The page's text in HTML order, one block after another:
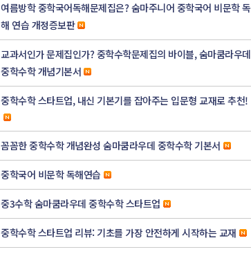
여름방학 중학국어독해문제집은? 숨마주니어 중학국어 비문학 독
해 연습 개정증보판
교과서인가 문제집인가? 중학수학문제집의 바이블, 숨마쿰라우데
중학수학 개념기본서
중학수학 스타트업, 내신 기본기를 잡아주는 입문형 교재로 추천!
꼼꼼한 중학수학 개념완성 숨마쿰라우데 중학수학 기본서
중학국어 비문학 독해연습
중3수학 숨마쿰라우데 중학수학 스타트업
중학수학 스타트업 리뷰: 기초를 가장 안전하게 시작하는 교재